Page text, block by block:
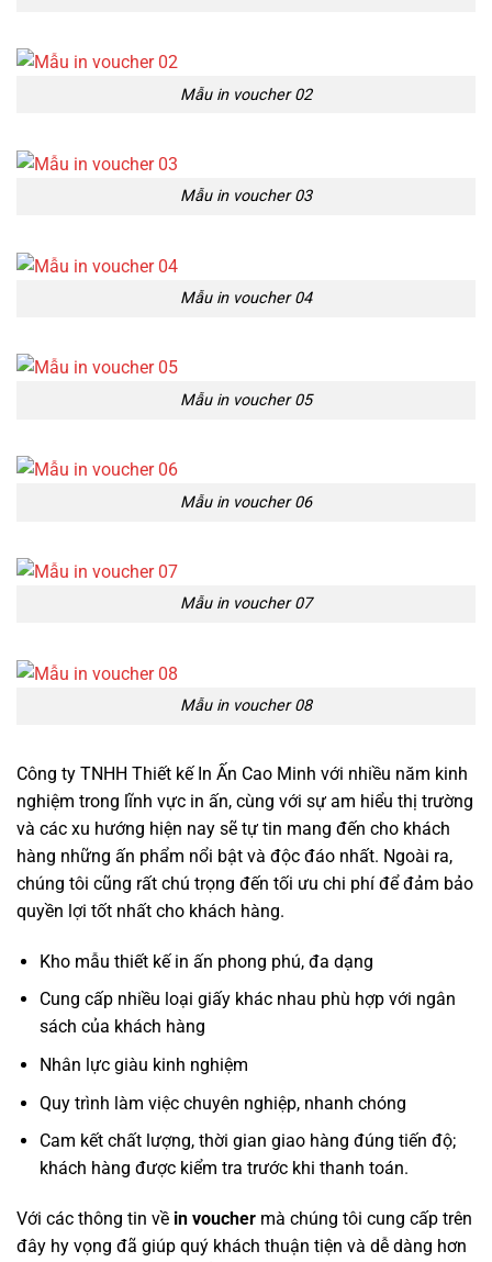
Mẫu in voucher 02
Mẫu in voucher 03
Mẫu in voucher 04
Mẫu in voucher 05
Mẫu in voucher 06
Mẫu in voucher 07
Mẫu in voucher 08
Công ty TNHH Thiết kế In Ấn Cao Minh với nhiều năm kinh
nghiệm trong lĩnh vực in ấn, cùng với sự am hiểu thị trường
và các xu hướng hiện nay sẽ tự tin mang đến cho khách
hàng những ấn phẩm nổi bật và độc đáo nhất. Ngoài ra,
chúng tôi cũng rất chú trọng đến tối ưu chi phí để đảm bảo
quyền lợi tốt nhất cho khách hàng.
Kho mẫu thiết kế in ấn phong phú, đa dạng
Cung cấp nhiều loại giấy khác nhau phù hợp với ngân
sách của khách hàng
Nhân lực giàu kinh nghiệm
Quy trình làm việc chuyên nghiệp, nhanh chóng
Cam kết chất lượng, thời gian giao hàng đúng tiến độ;
khách hàng được kiểm tra trước khi thanh toán.
Với các thông tin về in voucher mà chúng tôi cung cấp trên
đây hy vọng đã giúp quý khách thuận tiện và dễ dàng hơn